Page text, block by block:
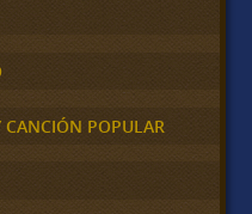
POPULAR